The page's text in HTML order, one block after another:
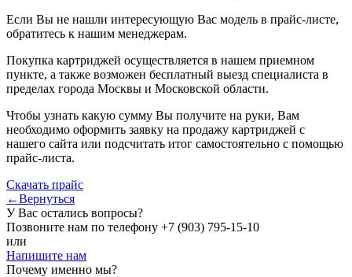
Если Вы не нашли интересующую Вас модель в прайс-листе,
обратитесь к нашим менеджерам.
Покупка картриджей осуществляется в нашем приемном
пункте, а также возможен бесплатный выезд специалиста в
пределах города Москвы и Московской области.
Чтобы узнать какую сумму Вы получите на руки, Вам
необходимо оформить заявку на продажу картриджей с
нашего сайта или подсчитать итог самостоятельно с помощью
прайс-листа.
Скачать прайс
←Вернуться
У Вас остались вопросы?
Позвоните нам по телефону +7 (903) 795-15-10
или
Напишите нам
Почему именно мы?